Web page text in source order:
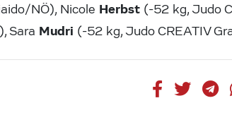
NÖ), Nicole Herbst (-52 kg, Judo
Sara Mudri (-52 kg, Judo CREATIV